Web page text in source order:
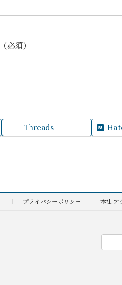
（必須）
Threads
プライバシーポリシー 本社 ア